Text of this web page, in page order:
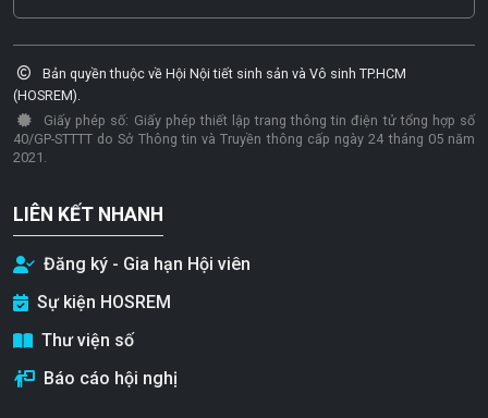
Bản quyền thuộc về Hội Nội tiết sinh sản và Vô sinh TP.HCM
(HOSREM).
Giấy phép số: Giấy phép thiết lập trang thông tin điện tử tổng hợp số
40/GP-STTTT do Sở Thông tin và Truyền thông cấp ngày 24 tháng 05 năm
2021.
LIÊN KẾT NHANH
Đăng ký - Gia hạn Hội viên
Sự kiện HOSREM
Thư viện số
Báo cáo hội nghị